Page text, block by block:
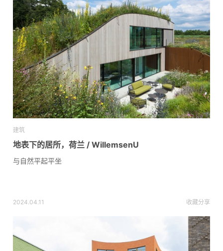
建筑
地表下的居所，荷兰 / WillemsenU
与自然平起平坐
2024.04.11 收藏分享